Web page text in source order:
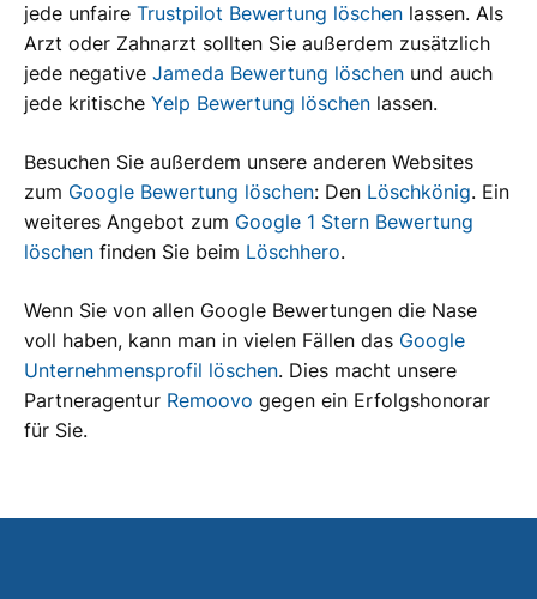
jede unfaire Trustpilot Bewertung löschen lassen. Als
Arzt oder Zahnarzt sollten Sie außerdem zusätzlich
jede negative Jameda Bewertung löschen und auch
jede kritische Yelp Bewertung löschen lassen.
Besuchen Sie außerdem unsere anderen Websites
zum Google Bewertung löschen: Den Löschkönig. Ein
weiteres Angebot zum Google 1 Stern Bewertung
löschen finden Sie beim Löschhero.
Wenn Sie von allen Google Bewertungen die Nase
voll haben, kann man in vielen Fällen das Google
Unternehmensprofil löschen. Dies macht unsere
Partneragentur Remoovo gegen ein Erfolgshonorar
für Sie.